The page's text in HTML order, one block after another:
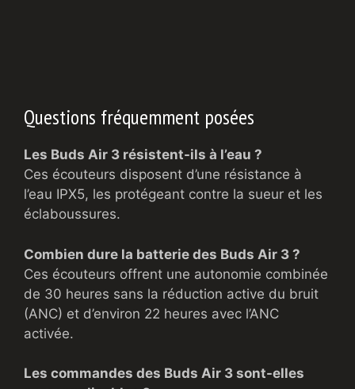
Questions fréquemment posées
Les Buds Air 3 résistent-ils à l’eau ?
Ces écouteurs disposent d’une résistance à
l’eau IPX5, les protégeant contre la sueur et les
éclaboussures.
Combien dure la batterie des Buds Air 3 ?
Ces écouteurs offrent une autonomie combinée
de 30 heures sans la réduction active du bruit
(ANC) et d’environ 22 heures avec l’ANC
activée.
Les commandes des Buds Air 3 sont-elles